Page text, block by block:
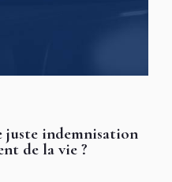
indemnisation
de la vie ?